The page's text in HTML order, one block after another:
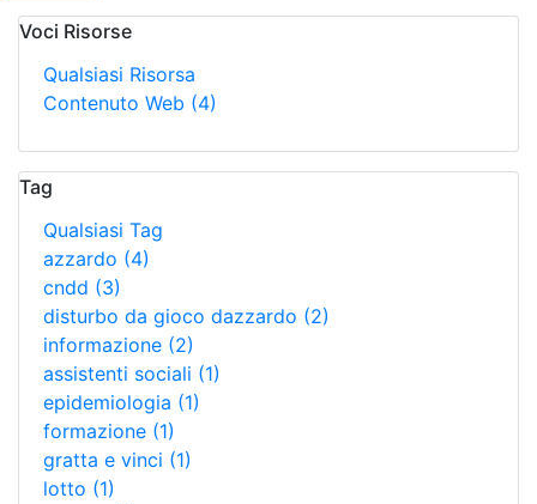
Voci Risorse
Qualsiasi Risorsa
Contenuto Web (4)
Tag
Qualsiasi Tag
azzardo (4)
cndd (3)
disturbo da gioco dazzardo (2)
informazione (2)
assistenti sociali (1)
epidemiologia (1)
formazione (1)
gratta e vinci (1)
lotto (1)